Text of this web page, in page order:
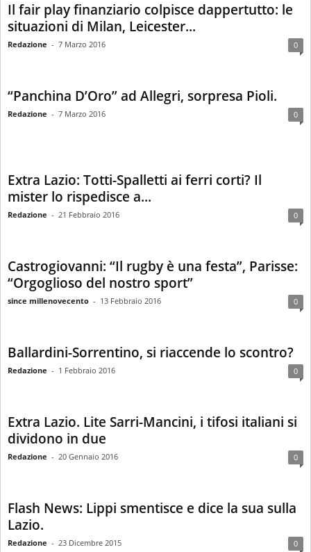
Il fair play finanziario colpisce dappertutto: le
situazioni di Milan, Leicester...
Redazione - 7 Marzo 2016 0
“Panchina D’Oro” ad Allegri, sorpresa Pioli.
Redazione - 7 Marzo 2016 0
Extra Lazio: Totti-Spalletti ai ferri corti? Il
mister lo rispedisce a...
Redazione - 21 Febbraio 2016 0
Castrogiovanni: “Il rugby è una festa”, Parisse:
“Orgoglioso del nostro sport”
since millenovecento - 13 Febbraio 2016 0
Ballardini-Sorrentino, si riaccende lo scontro?
Redazione - 1 Febbraio 2016 0
Extra Lazio. Lite Sarri-Mancini, i tifosi italiani si
dividono in due
Redazione - 20 Gennaio 2016 0
Flash News: Lippi smentisce e dice la sua sulla
Lazio.
Redazione - 23 Dicembre 2015 0